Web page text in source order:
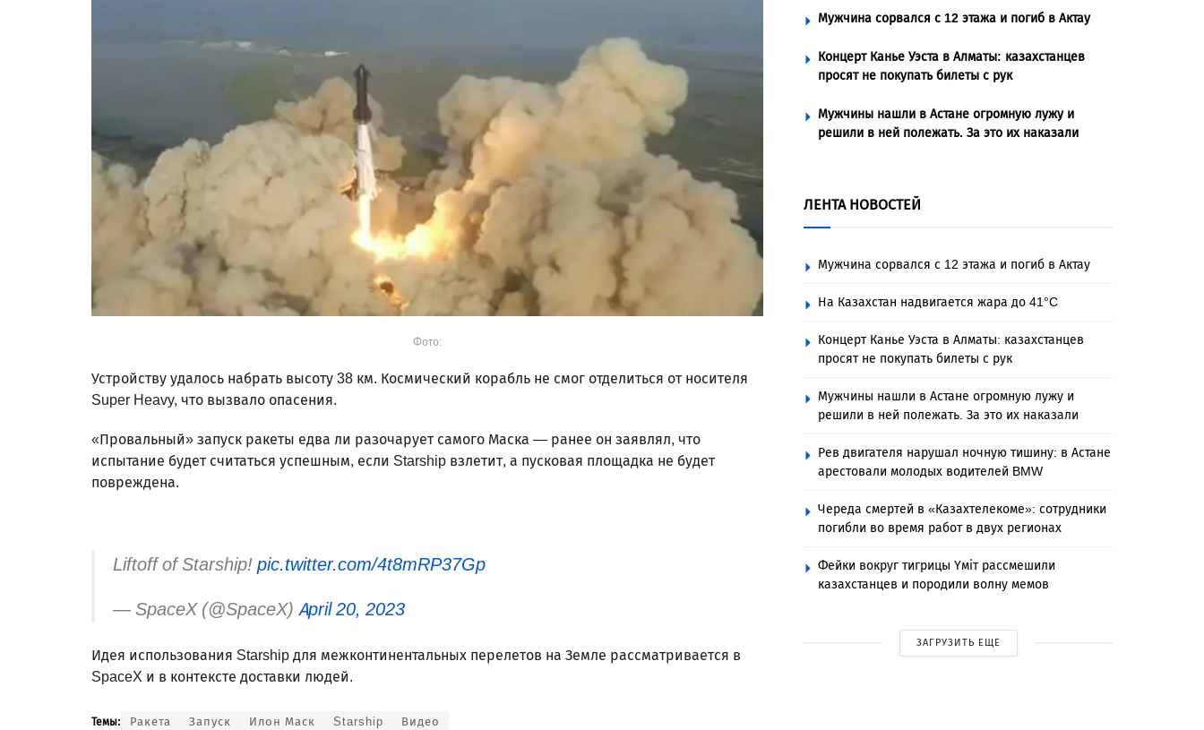
Фото:
Устройству удалось набрать высоту 38 км. Космический корабль не смог отделиться от носителя
Super Heavy, что вызвало опасения.
«Провальный» запуск ракеты едва ли разочарует самого Маска — ранее он заявлял, что
испытание будет считаться успешным, если Starship взлетит, а пусковая площадка не будет
повреждена.
Liftoff of Starship! pic.twitter.com/4t8mRP37Gp
— SpaceX (@SpaceX) April 20, 2023
Идея использования Starship для межконтинентальных перелетов на Земле рассматривается в
SpaceX и в контексте доставки людей.
Темы: Ракета Запуск Илон Маск Starship Видео
Мужчина сорвался с 12 этажа и погиб в Актау
Концерт Канье Уэста в Алматы: казахстанцев
просят не покупать билеты с рук
Мужчины нашли в Астане огромную лужу и
решили в ней полежать. За это их наказали
ЛЕНТА НОВОСТЕЙ
Мужчина сорвался с 12 этажа и погиб в Актау
На Казахстан надвигается жара до 41°C
Концерт Канье Уэста в Алматы: казахстанцев
просят не покупать билеты с рук
Мужчины нашли в Астане огромную лужу и
решили в ней полежать. За это их наказали
Рев двигателя нарушал ночную тишину: в Астане
арестовали молодых водителей BMW
Череда смертей в «Казахтелекоме»: сотрудники
погибли во время работ в двух регионах
Фейки вокруг тигрицы Үміт рассмешили
казахстанцев и породили волну мемов
ЗАГРУЗИТЬ ЕЩЕ